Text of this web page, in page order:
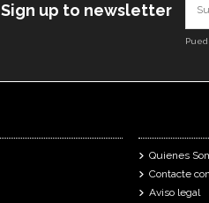
Sign up to newsletter
Quienes
Contacte
Aviso legal